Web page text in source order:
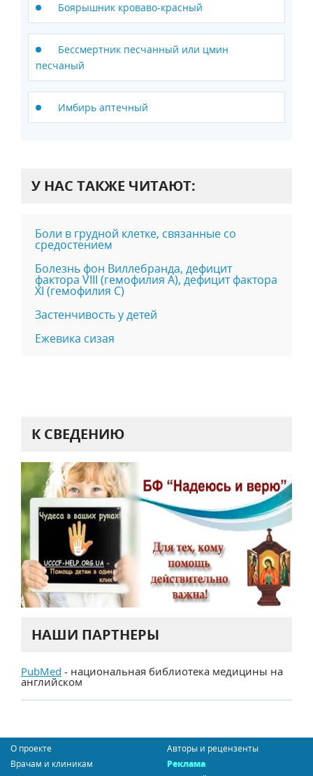
Боярышник кроваво-красный
Бессмертник песчанный или цмин
песчаный
Имбирь аптечный
У НАС ТАКЖЕ ЧИТАЮТ:
Боли в грудной клетке, связанные со
средостением
Болезнь фон Виллебранда, дефицит
фактора VIII (гемофилия А), дефицит фактора
XI (гемофилия С)
Застенчивость у детей
Ежевика сизая
К СВЕДЕНИЮ
НАШИ ПАРТНЕРЫ
PubMed - национальная библиотека медицины на
английском
О проекте
Авторы и рецензенты
Врачам и клиникам
Реклама